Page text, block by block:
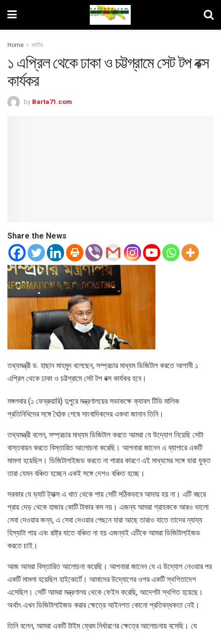
Home জাতীয়
১ এপ্রিল থেকে ঢাকা ও চট্টগ্রামে সেট টপ বক্স
কার্যকর
by Barta71.com
Share the News
তথ্যমন্ত্রী ড. হাছান মাহমুদ বলেছেন, সম্প্রচার মাধ্যম ডিজিটাল করতে আগামী ১
এপ্রিল থেকে ঢাকা ও চট্টগ্রামে সেট টপ বক্স কার্যকর হবে।
মঙ্গলবার (১ ফেব্রুয়ারি) দুপুরে মন্ত্রণালয়ের সভাকক্ষে ক্যাবল টিভি মালিক
প্রতিনিধিদের সঙ্গে বৈঠক শেষে সাংবাদিকদের একথা জানান তিনি।
তথ্যমন্ত্রী বলেন, সম্প্রচার মাধ্যম ডিজিটাল করতে আমরা যে উদ্যোগ নিয়েছি সেটা
বাস্তবায়ন করতে বিস্তারিত আলোচনা করেছি। আপনারা জানেন এ ব্যাপারে একটি
মামলা হয়েছিল। ডিজিটালাইজড করতে না পারার কারণে এই মাধ্যমের সঙ্গে যারা যুক্ত
তারা যেমন বঞ্চিত হচ্ছেন একই সঙ্গে দেশও বঞ্চিত হচ্ছে।
সরকার যে ভ্যাট ট্যাক্স এ খাত থেকে পায় সেটি সঠিকভাবে আদায় হয় না। এটি বছরে
প্রায় দেড় থেকে হাজার কোটি টাকার কম নয়। এজন্য আমরা গ্রাহককে আরও ভালো
সেবা দেওয়ার জন্য, এ সেবা দেওয়ার পেছনে যারা আছে তারাও যাতে তাদের ন্যায্য
হিস্যাটা পায় এবং রাষ্ট্র যাতে বঞ্চিত না হয় এজন্যই এটিকে আমরা ডিজিটালাইজড
করতে চাই।
আজ আমরা বিস্তারিত আলোচনা করেছি। আপনারা জানেন যে এ উদ্যোগ নেওয়ার পর
একটি মামলা হয়েছিল হাইকোর্টে। আমাদের উদ্যোগের ওপর একটি স্থগিতাদেশ
এসেছিল। সেটি আমরা মন্ত্রণালয় থেকে ফেইস করেছি, আদেশটা স্থগিত হয়েছে।
অর্থাৎ এখন ডিজিটালাইজড করার ক্ষেত্রে আইনগত কোনো প্রতিবন্ধকতা নেই।
তিনি বলেন, আমরা একটি টাইম ফ্রেম নির্ধারণের ক্ষেত্রে আলোচনায় বসেছি। যে